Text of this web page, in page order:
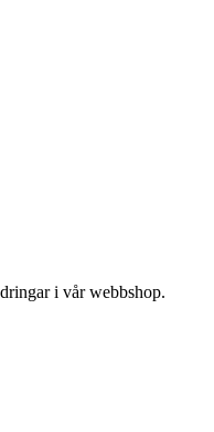
i vår webbshop.